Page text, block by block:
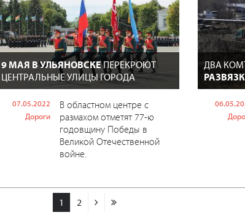
9 МАЯ В УЛЬЯНОВСКЕПЕРЕКРОЮТ
ЦЕНТРАЛЬНЫЕ УЛИЦЫ ГОРОДА
07.05.2022
Дороги
В областном центре с
размахом отметят 77-ю
годовщину Победы в
Великой Отечественной
войне.
ДВА
1 2